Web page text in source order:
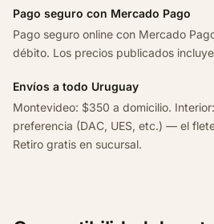
t
i
d
d
Pago seguro con Mercado Pago
Pago seguro online con Mercado
débito. Los precios publicados
Envíos a todo Uruguay
Montevideo: $350 a domicilio.
preferencia (DAC, UES, etc.) — el
Retiro gratis en sucursal.